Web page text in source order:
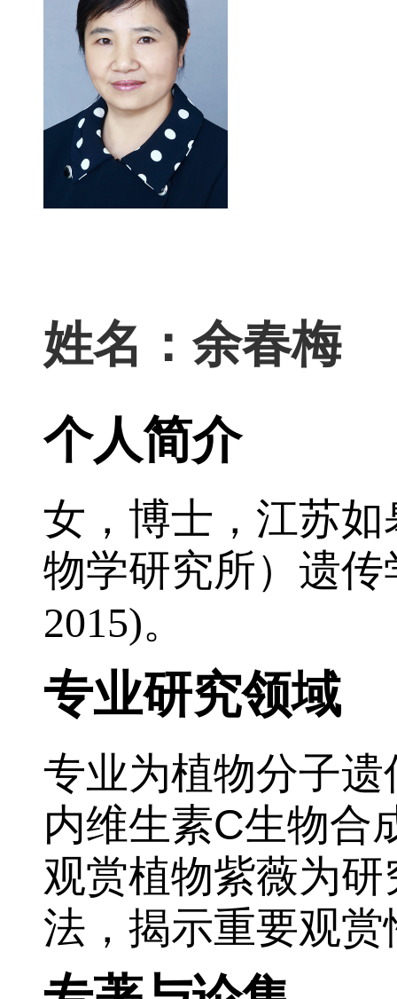
姓名：余春梅
个人简介
女，博士，江苏
物学研究所）遗
2015)。
专业研究领域
专业为植物分子
内维生素C生物合
观赏植物紫薇为
法，揭示重要观